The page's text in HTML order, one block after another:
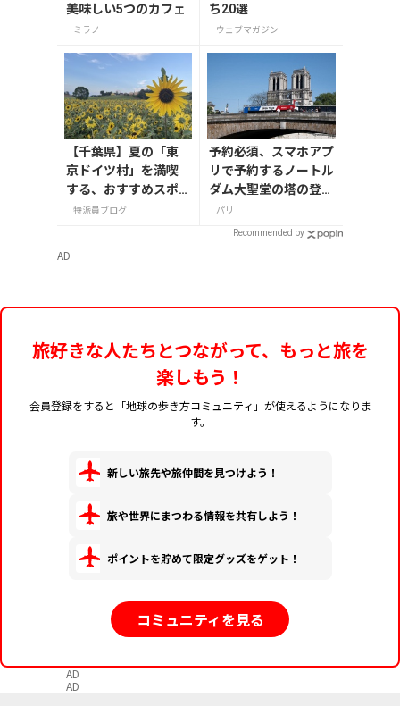
美味しい5つのカフェ
ミラノ
ち20選
ウェブマガジン
【千葉県】夏の「東
京ドイツ村」を満喫
する、おすすめスポ
ット3選
特派員ブログ
予約必須、スマホアプ
リで予約するノートル
ダム大聖堂の塔の登り
方まとめ
パリ
Recommended by
AD
旅好きな人たちとつながって、もっと旅を
楽しもう！
会員登録をすると「地球の歩き方コミュニティ」が使えるようになりま
す。
新しい旅先や旅仲間を見つけよう！
旅や世界にまつわる情報を共有しよう！
ポイントを貯めて限定グッズをゲット！
コミュニティを見る
AD
AD